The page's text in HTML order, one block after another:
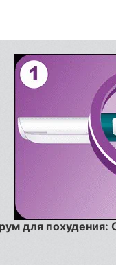
для похудения: